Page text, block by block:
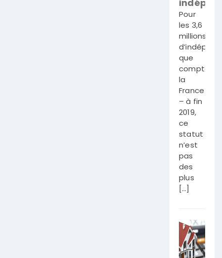
Pour
les 3,6
millions
que
compte
la
France
– à fin
2019,
ce
statut
n’est
pas
des
plus
[…]